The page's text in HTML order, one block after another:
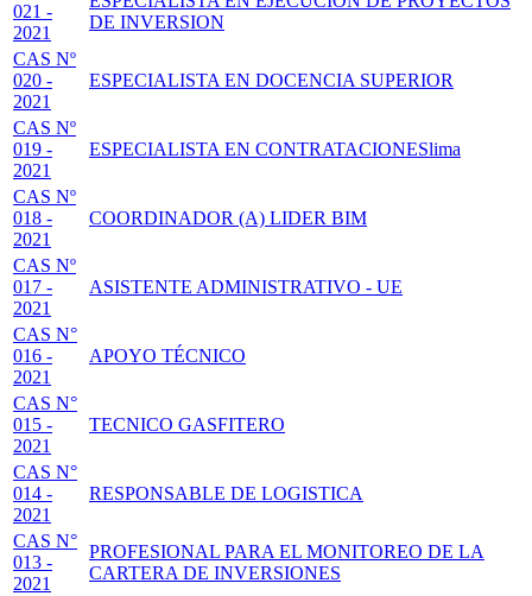
021 -
2021
DE INVERSION
CAS Nº
020 -
2021
ESPECIALISTA EN DOCENCIA SUPERIOR
CAS Nº
019 -
2021
ESPECIALISTA EN CONTRATACIONESlima
CAS Nº
018 -
2021
COORDINADOR (A) LIDER BIM
CAS Nº
017 -
2021
ASISTENTE ADMINISTRATIVO - UE
CAS N°
016 -
2021
APOYO TÉCNICO
CAS N°
015 -
2021
TECNICO GASFITERO
CAS N°
014 -
2021
RESPONSABLE DE LOGISTICA
CAS N°
013 -
2021
PROFESIONAL PARA EL MONITOREO DE LA
CARTERA DE INVERSIONES